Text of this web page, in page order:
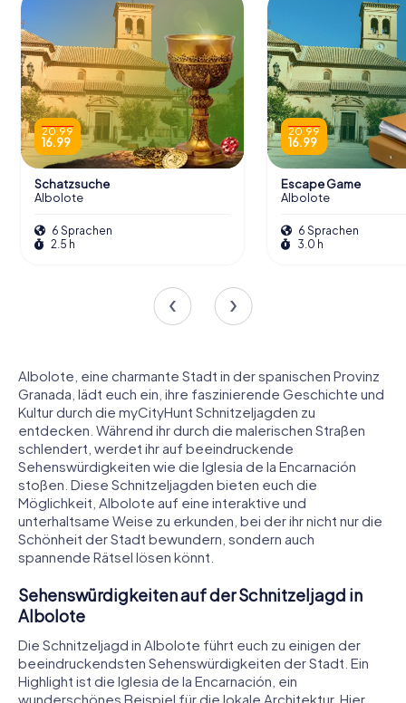
20.99
16.99
Schatzsuche
Albolote
6 Sprachen
2.5 h
20.99
16.99
Escape Game
Albolote
6 Sprachen
3.0 h
Albolote, eine charmante Stadt in der spanischen Provinz
Granada, lädt euch ein, ihre faszinierende Geschichte und
Kultur durch die myCityHunt Schnitzeljagden zu
entdecken. Während ihr durch die malerischen Straßen
schlendert, werdet ihr auf beeindruckende
Sehenswürdigkeiten wie die Iglesia de la Encarnación
stoßen. Diese Schnitzeljagden bieten euch die
Möglichkeit, Albolote auf eine interaktive und
unterhaltsame Weise zu erkunden, bei der ihr nicht nur die
Schönheit der Stadt bewundern, sondern auch
spannende Rätsel lösen könnt.
Sehenswürdigkeiten auf der Schnitzeljagd in
Albolote
Die Schnitzeljagd in Albolote führt euch zu einigen der
beeindruckendsten Sehenswürdigkeiten der Stadt. Ein
Highlight ist die Iglesia de la Encarnación, ein
wunderschönes Beispiel für die lokale Architektur. Hier